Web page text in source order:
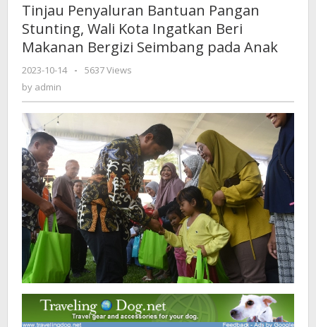
Pangan
Stunting,
Wali
Makanan
Bergizi
Seimbang
pada
Anak
Tinjau Penyaluran Bantuan Pangan
Stunting, Wali Kota Ingatkan Beri
Makanan Bergizi Seimbang pada Anak
2023-10-14
by
-
5637 Views
by admin